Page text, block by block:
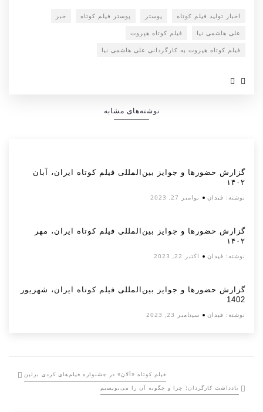
اخبار تولید فیلم کوتاه پوستر پوستر فیلم کوتاه خبر
علی هاشمی نیا فیلم کوتاه هپروت
فیلم کوتاه هپروت به کارگردانی علی هاشمی نیا
نوشته‌های مشابه
گزارش حضورها و جوایز بین‌المللی فیلم کوتاه ایران، آبان
۱۴۰۲
نوشته: فیدان نوامبر 27, 2023
گزارش حضورها و جوایز بین‌المللی فیلم کوتاه ایران، مهر
۱۴۰۲
نوشته: فیدان اکتبر 22, 2023
گزارش حضورها و جوایز بین‌المللی فیلم کوتاه ایران، شهریور
1402
نوشته: فیدان سپتامبر 23, 2023
فیلم کوتاه «آلان» در جشنواره فیلم‌های کردی برلین
یادداشت کارگردان؛ چرا و چگونه آن را می‌نویسیم